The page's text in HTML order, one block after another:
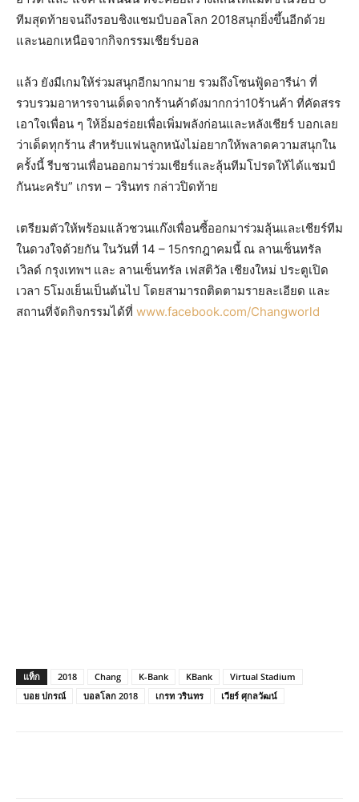
ทีมสุดท้ายจนถึงรอบชิงแชมป์บอลโลก 2018สนุกยิ่งขึ้นอีกด้วย
และนอกเหนือจากกิจกรรมเชียร์บอล
แล้ว ยังมีเกมให้ร่วมสนุกอีกมากมาย รวมถึงโซนฟู้ดอารีน่า ที่
รวบรวมอาหารจานเด็ดจากร้านค้าดังมากกว่า10ร้านค้า ที่คัดสรร
เอาใจเพื่อน ๆ ให้อิ่มอร่อยเพื่อเพิ่มพลังก่อนและหลังเชียร์ บอกเลย
ว่าเด็ดทุกร้าน สำหรับแฟนลูกหนังไม่อยากให้พลาดความสนุกใน
ครั้งนี้ รีบชวนเพื่อนออกมาร่วมเชียร์และลุ้นทีมโปรดให้ได้แชมป์
กันนะครับ” เกรท – วรินทร กล่าวปิดท้าย
เตรียมตัวให้พร้อมแล้วชวนแก๊งเพื่อนซี้ออกมาร่วมลุ้นและเชียร์ทีม
ในดวงใจด้วยกัน ในวันที่ 14 – 15กรกฎาคมนี้ ณ ลานเซ็นทรัล
เวิลด์ กรุงเทพฯ และ ลานเซ็นทรัล เฟสติวัล เชียงใหม่ ประตูเปิด
เวลา 5โมงเย็นเป็นต้นไป โดยสามารถติดตามรายละเอียด และ
สถานที่จัดกิจกรรมได้ที่ www.facebook.com/Changworld
แท็ก 2018 Chang K-Bank KBank
Virtual Stadium
บอย ปกรณ์
บอลโลก 2018 เกรท วรินทร เวียร์ ศุกลวัฒน์